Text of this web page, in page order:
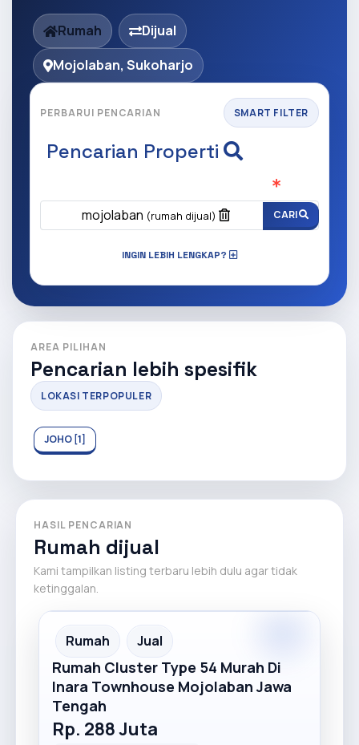
Rumah
Dijual
Mojolaban, Sukoharjo
PERBARUI PENCARIAN SMART FILTER
Pencarian Properti
mojolaban (rumah dijual) CARI
INGIN LEBIH LENGKAP?
AREA PILIHAN
Pencarian lebih spesifik
LOKASI TERPOPULER
JOHO [1]
HASIL PENCARIAN
Rumah dijual
Kami tampilkan listing terbaru lebih dulu agar tidak
ketinggalan.
Recommended
Rumah Jual
Rumah Cluster Type 54 Murah Di
Inara Townhouse Mojolaban Jawa
Tengah
Rp. 288 Juta